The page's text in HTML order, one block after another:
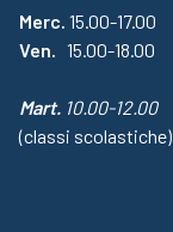
Merc. 15.00-17.00
Ven.
15.00-18.00
Mart. 10.00-12.00
(classi scolastiche)